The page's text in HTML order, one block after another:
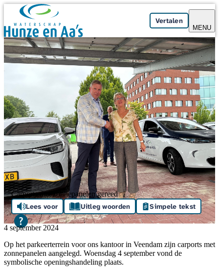
Skip navigation
Vertalen
MENU
Carports met zonnepanelen gereed
Lees voor Uitleg woorden Simpele tekst
4 september 2024
Op het parkeerterrein voor ons kantoor in Veendam zijn carports met
zonnepanelen aangelegd. Woensdag 4 september vond de
symbolische openingshandeling plaats.